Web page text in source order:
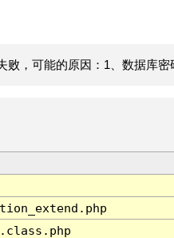
，可能的原因：1、数据库密